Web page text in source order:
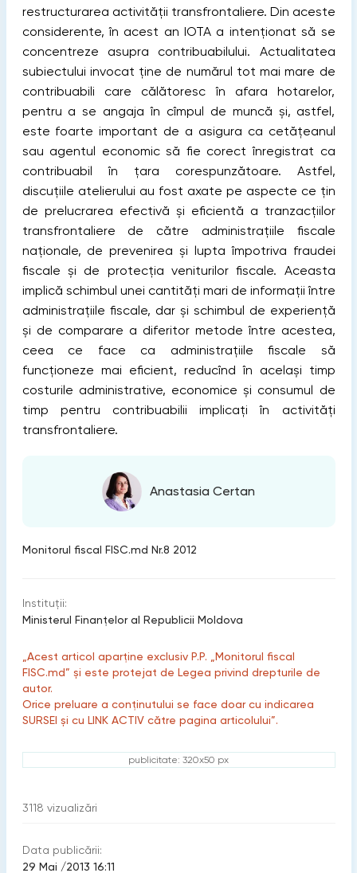
restructurarea activităţii transfrontaliere. Din aceste
considerente, în acest an IOTA a intenţionat să se
concentreze asupra contribuabilului. Actualitatea
subiectului invocat ţine de numărul tot mai mare de
contribuabili care călătoresc în afara hotarelor,
pentru a se angaja în cîmpul de muncă şi, astfel,
este foarte important de a asigura ca cetăţeanul
sau agentul economic să ﬁe corect înregistrat ca
contribuabil în ţara corespunzătoare. Astfel,
discuţiile atelierului au fost axate pe aspecte ce ţin
de prelucrarea efectivă şi eﬁcientă a tranzacţiilor
transfrontaliere de către administraţiile ﬁscale
naţionale, de prevenirea şi lupta împotriva fraudei
ﬁscale şi de protecţia veniturilor ﬁscale. Aceasta
implică schimbul unei cantităţi mari de informaţii între
administraţiile ﬁscale, dar şi schimbul de experienţă
şi de comparare a diferitor metode între acestea,
ceea ce face ca administraţiile ﬁscale să
funcţioneze mai eﬁcient, reducînd în acelaşi timp
costurile administrative, economice şi consumul de
timp pentru contribuabilii implicaţi în activităţi
transfrontaliere.
Anastasia Certan
Monitorul fiscal FISC.md Nr.8 2012
Instituții:
Ministerul Finanțelor al Republicii Moldova
„Acest articol aparține exclusiv P.P. „Monitorul fiscal
FISC.md” și este protejat de Legea privind drepturile de
autor.
Orice preluare a conținutului se face doar cu indicarea
SURSEI și cu LINK ACTIV către pagina articolului”.
publicitate: 320x50 px
3118 vizualizări
Data publicării:
29 Mai /2013 16:11